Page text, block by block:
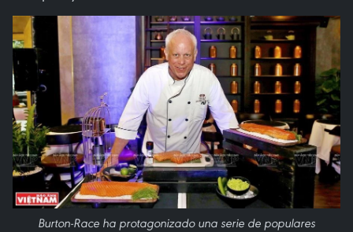
Burton-Race ha protagonizado una serie de populares